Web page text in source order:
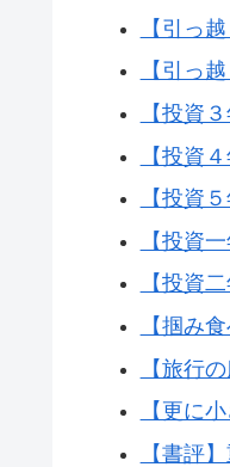
【引っ
【引っ
【投資
【投資
【投資
【投資
【投資
【掴み
【旅行
【更に
【書評